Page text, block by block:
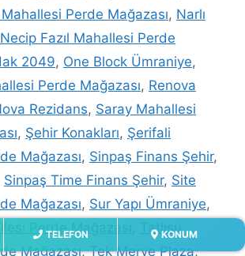
Perde Mağazası, Narlı
Necip Fazıl Mahallesi Perde
2049, One Block Ümraniye,
Perde Mağazası, Renova
Rezidans, Saray Mahallesi
, Şehir Konakları, Şerifali
Mağazası, Sinpaş Finans Şehir,
Sinpaş Time Finans Şehir, Site
Mağazası, Sur Yapı Ümraniye,
Perde Mağazası
Tatlısu
Mağazası,Tek Merve Plaza,
TELEFON KONUM